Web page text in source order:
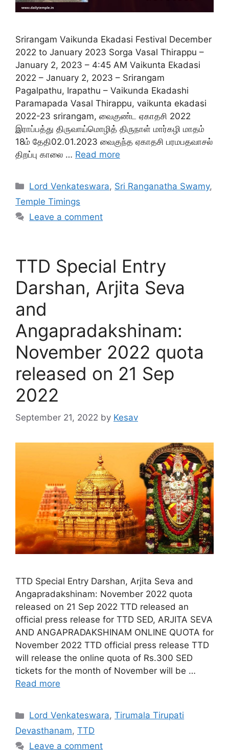
Srirangam Vaikunda Ekadasi Festival December
2022 to January 2023 Sorga Vasal Thirappu –
January 2, 2023 – 4:45 AM Vaikunta Ekadasi
2022 – January 2, 2023 – Srirangam
Pagalpathu, Irapathu – Vaikunda Ekadashi
Paramapada Vasal Thirappu, vaikunta ekadasi
2022-23 srirangam, வைகுண்ட ஏகாதசி 2022
இராப்பத்து திருவாய்மொழித் திருநாள் மார்கழி மாதம்
18ம் தேதி02.01.2023 வைகுந்த ஏகாதசி பரமபதவாசல்
திறப்பு காலை … Read more
Categories
Lord Venkateswara, Sri Ranganatha Swamy,
Temple Timings
Leave a comment
TTD Special Entry
Darshan, Arjita Seva
and
Angapradakshinam:
November 2022 quota
released on 21 Sep
2022
September 21, 2022 by Kesav
TTD Special Entry Darshan, Arjita Seva and
Angapradakshinam: November 2022 quota
released on 21 Sep 2022 TTD released an
official press release for TTD SED, ARJITA SEVA
AND ANGAPRADAKSHINAM ONLINE QUOTA for
November 2022 TTD official press release TTD
will release the online quota of Rs.300 SED
tickets for the month of November will be …
Read more
Categories
Lord Venkateswara,Tirumala Tirupati
Devasthanam, TTD
Leave a comment